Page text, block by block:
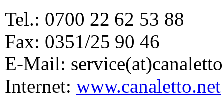
Tel.: 0700 22 62 53 88
Fax: 0351/25 90 46
E-Mail:
Internet: www.canaletto.net